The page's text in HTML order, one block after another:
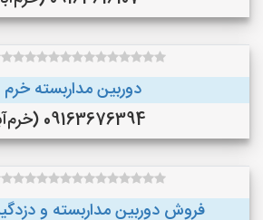
دوربین مداربسته خرم
09163676394 (خرم‌آباد )
فروش دوربین مداربسته و